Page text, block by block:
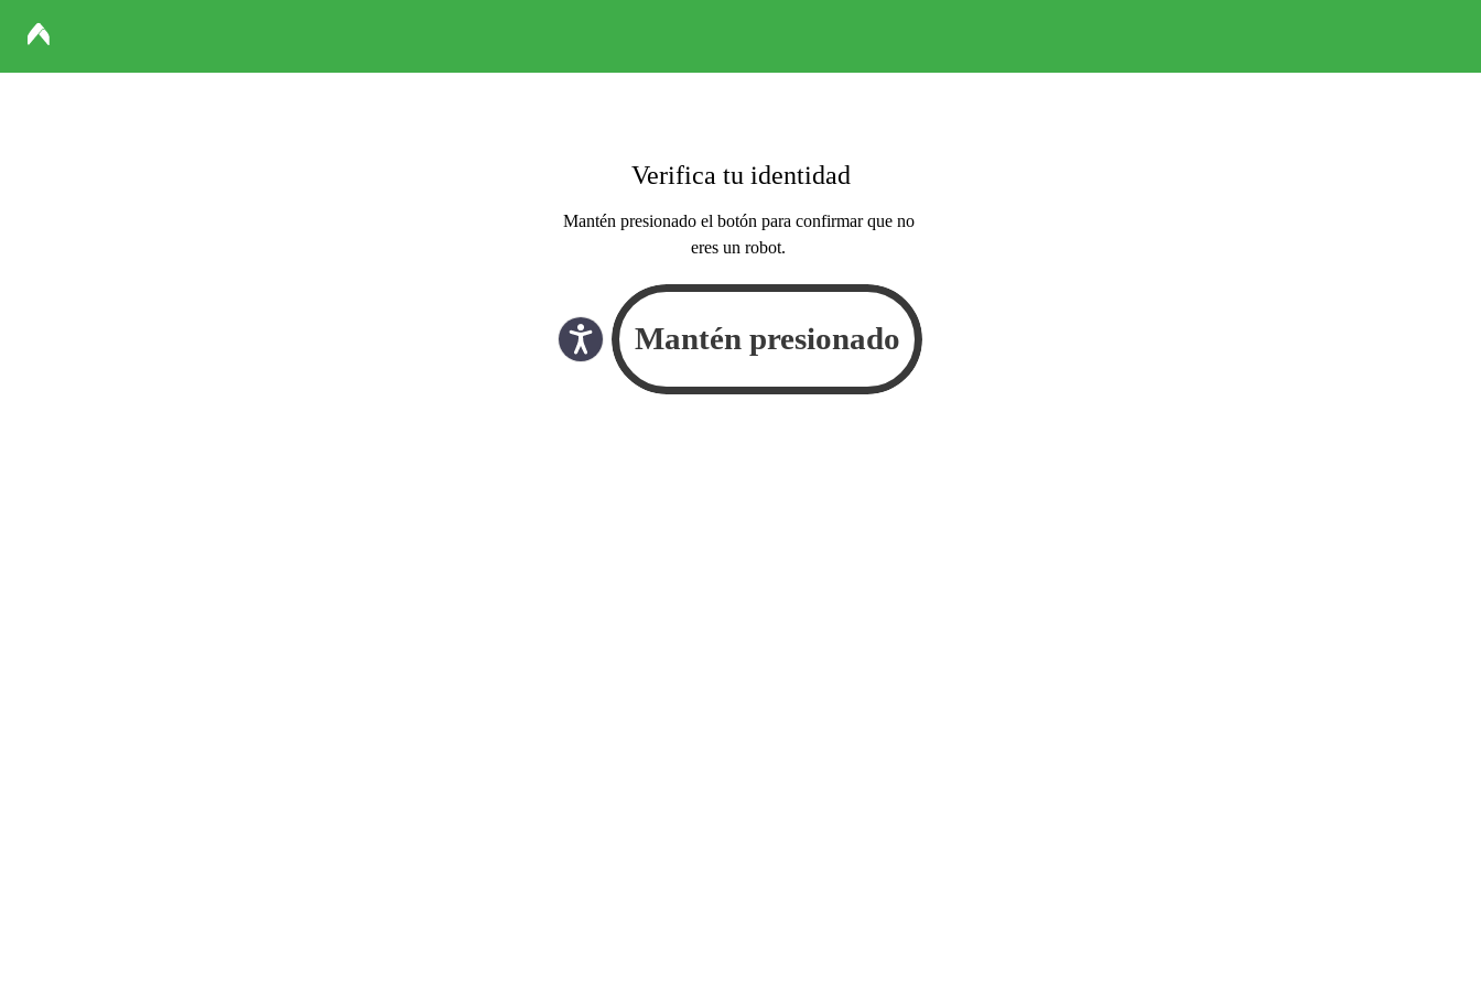
Verifica tu identidad
Mantén presionado el botón para confirmar que no
eres un robot.